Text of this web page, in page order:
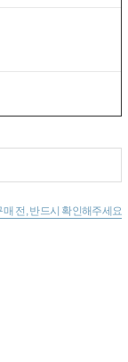
매 전, 반드시 확인해주세요